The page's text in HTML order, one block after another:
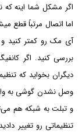
اگر مشکل شما اینه که
اما اتصال مرتباً قطع
آی مک رو کمتر کنید و
بررسی کنید. اگر
دیگران بخواید که
وصل نشدن گوشی به
و تبلت به شبکه هم
تنظیماتی رو تغییر